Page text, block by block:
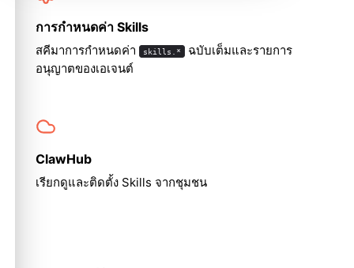
การกำหนดค่า Skills
สคีมาการกำหนดค่า skills.* ฉบับเต็มและรายการ
อนุญาตของเอเจนต์
ClawHub
เรียกดูและติดตั้ง Skills จากชุมชน